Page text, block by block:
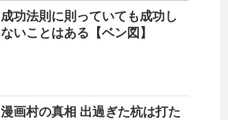
成功法則に則っていても成功し
ないことはある【ベン図】
漫画村の真相 出過ぎた杭は打た